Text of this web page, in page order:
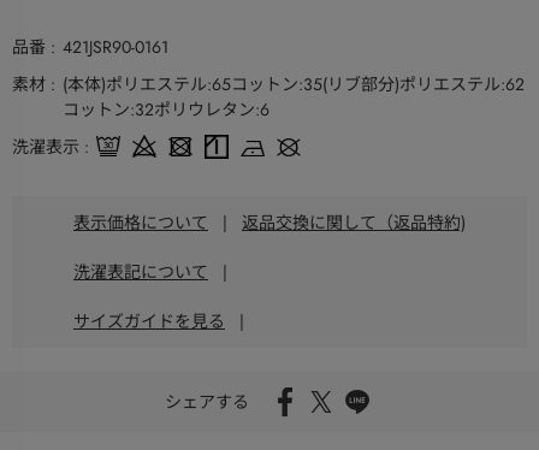
品番
421JSR90-0161
素材
(本体)ポリエステル:65コットン:35(リブ部分)ポリエステル:62
コットン:32ポリウレタン:6
洗濯表示
表示価格について | 返品交換に関して（返品特約)
洗濯表記について |
サイズガイドを見る |
シェアする